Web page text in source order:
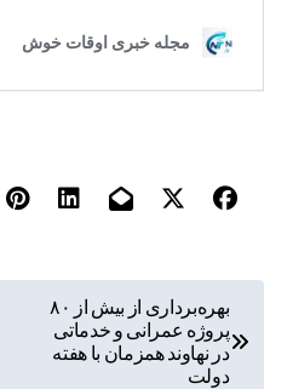
بهره‌برداری از بیش از ۸۰
پروژه عمرانی و خدماتی
در نهاوند همزمان با هفته
دولت